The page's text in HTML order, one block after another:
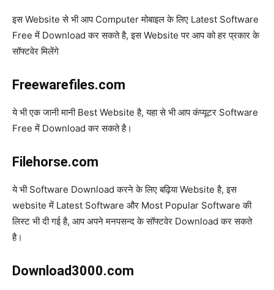
इस Website से भी आप Computer मोबाइल के लिए Latest Software
Free में Download कर सकते है, इस Website पर आप को हर प्रकार के
सॉफ्टवेर मिलेंगे
Freewarefiles.com
ये भी एक जानी मानी Best Website है, यहा से भी आप कंप्यूटर Software
Free में Download कर सकते है।
Filehorse.com
ये भी Software Download करने के लिए बढ़िया Website है, इस
website में Latest Software और Most Popular Software की
लिस्ट भी दी गई है, आप अपने मनपसन्द के सॉफ्टवेर Download कर सकते
है।
Download3000.com